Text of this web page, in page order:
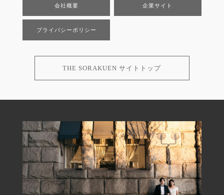
会社概要 企業サイト
プライバシーポリシー
THE SORAKUEN サイトトップ